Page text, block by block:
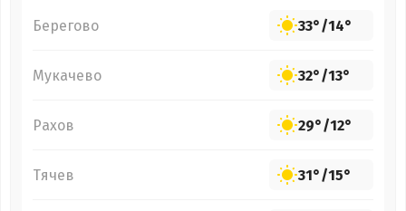
Берегово 33°/14°
Мукачево 32°/13°
Рахов 29°/12°
Тячев 31°/15°